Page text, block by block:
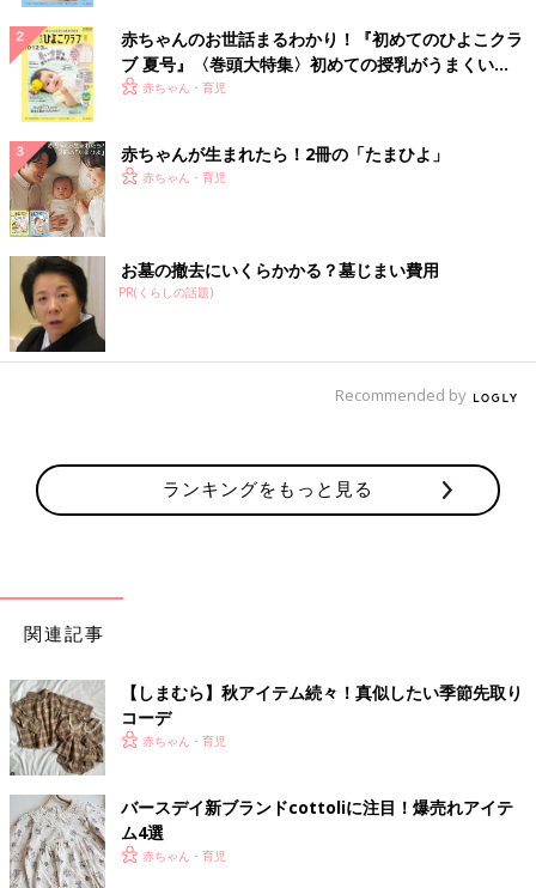
赤ちゃんのお世話まるわかり！『初めてのひよこクラ
ブ 夏号』〈巻頭大特集〉初めての授乳がうまくい
く！ おっぱい・ミルクの基本と夏のトラブル 解決テ
赤ちゃん・育児
赤ちゃんが生まれたら！2冊の「たまひよ」
赤ちゃん・育児
お墓の撤去にいくらかかる？墓じまい費用
PR(くらしの話題)
Recommended by
ランキングをもっと見る
関連記事
【しまむら】秋アイテム続々！真似したい季節先取り
コーデ
赤ちゃん・育児
バースデイ新ブランドcottoliに注目！爆売れアイテ
ム4選
赤ちゃん・育児